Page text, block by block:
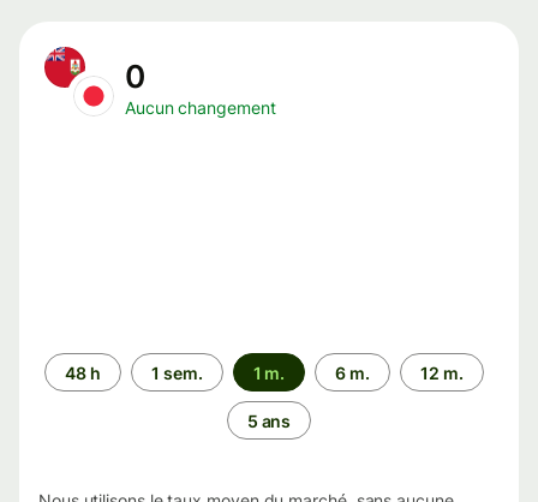
0
Aucun changement
Période
48 h 1 sem. 1 m. 6 m. 12 m.
5 ans